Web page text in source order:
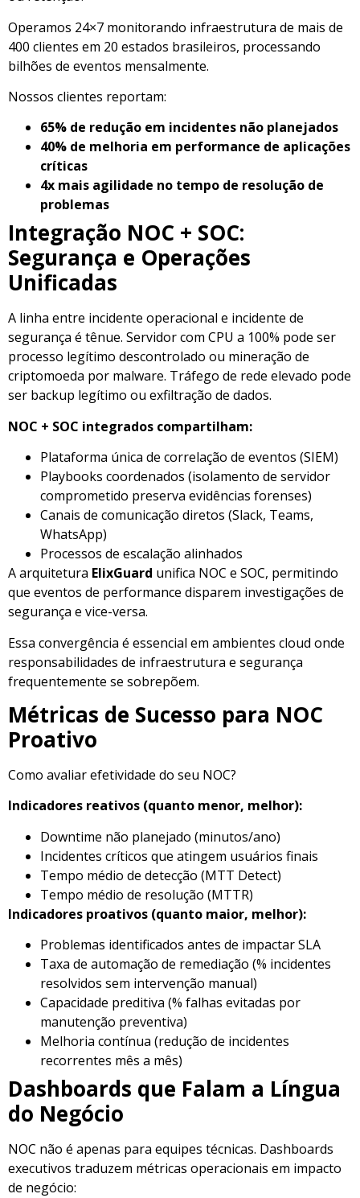
Operamos 24×7 monitorando infraestrutura de mais de
400 clientes em 20 estados brasileiros, processando
bilhões de eventos mensalmente.
Nossos clientes reportam:
65% de redução em incidentes não planejados
40% de melhoria em performance de aplicações
críticas
4x mais agilidade no tempo de resolução de
problemas
Integração NOC + SOC:
Segurança e Operações
Unificadas
A linha entre incidente operacional e incidente de
segurança é tênue. Servidor com CPU a 100% pode ser
processo legítimo descontrolado ou mineração de
criptomoeda por malware. Tráfego de rede elevado pode
ser backup legítimo ou exfiltração de dados.
NOC + SOC integrados compartilham:
Plataforma única de correlação de eventos (SIEM)
Playbooks coordenados (isolamento de servidor
comprometido preserva evidências forenses)
Canais de comunicação diretos (Slack, Teams,
WhatsApp)
Processos de escalação alinhados
A arquitetura ElixGuard unifica NOC e SOC, permitindo
que eventos de performance disparem investigações de
segurança e vice-versa.
Essa convergência é essencial em ambientes cloud onde
responsabilidades de infraestrutura e segurança
frequentemente se sobrepõem.
Métricas de Sucesso para NOC
Proativo
Como avaliar efetividade do seu NOC?
Indicadores reativos (quanto menor, melhor):
Downtime não planejado (minutos/ano)
Incidentes críticos que atingem usuários finais
Tempo médio de detecção (MTT Detect)
Tempo médio de resolução (MTTR)
Indicadores proativos (quanto maior, melhor):
Problemas identificados antes de impactar SLA
Taxa de automação de remediação (% incidentes
resolvidos sem intervenção manual)
Capacidade preditiva (% falhas evitadas por
manutenção preventiva)
Melhoria contínua (redução de incidentes
recorrentes mês a mês)
Dashboards que Falam a Língua
do Negócio
NOC não é apenas para equipes técnicas. Dashboards
executivos traduzem métricas operacionais em impacto
de negócio: